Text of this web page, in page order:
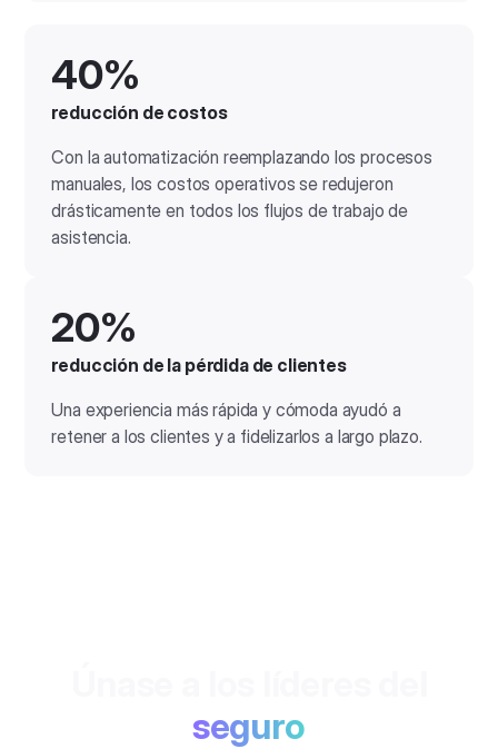
40%
reducción de costos
Con la automatización reemplazando los procesos
manuales, los costos operativos se redujeron
drásticamente en todos los flujos de trabajo de
asistencia.
20%
reducción de la pérdida de clientes
Una experiencia más rápida y cómoda ayudó a
retener a los clientes y a fidelizarlos a largo plazo.
seguro